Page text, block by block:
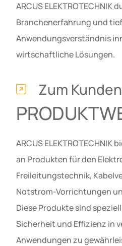
ARCUS
Branchenerfahrung und
Anwendungsverständnis
wirtschaftliche Lösungen.
Zum
ARCUS
an Produkten für den
Freileitungstechnik,
Notstrom-Vorrichtungen
Diese Produkte sind
Sicherheit und Effizienz in
Anwendungen zu